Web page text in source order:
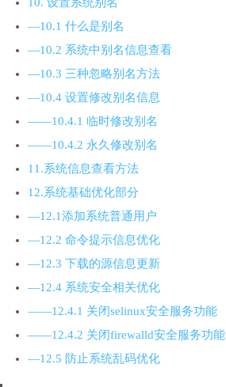
—10.1 什么是别名
—10.2 系统中别名信息查看
—10.3 三种忽略别名方法
—10.4 设置修改别名信息
——10.4.1 临时修改别名
——10.4.2 永久修改别名
11.系统信息查看方法
12.系统基础优化部分
—12.1添加系统普通用户
—12.2 命令提示信息优化
—12.3 下载的源信息更新
—12.4 系统安全相关优化
——12.4.1 关闭selinux安全服务功能
——12.4.2 关闭firewalld安全服务功能
—12.5 防止系统乱码优化